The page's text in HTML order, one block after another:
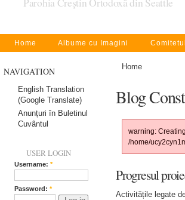
Home Albume cu Imagini
NAVIGATION
English Translation
(Google Translate)
Anunțuri în Buletinul
Cuvântul
USER LOGIN
Username: *
Password: *
Home
Blog
warning:
/home/
Progresul
Activitățile legate